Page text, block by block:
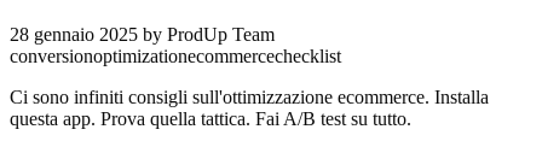
28 gennaio 2025 by ProdUp Team
conversionoptimizationecommercechecklist
Ci sono infiniti consigli sull'ottimizzazione ecommerce. Installa
questa app. Prova quella tattica. Fai A/B test su tutto.